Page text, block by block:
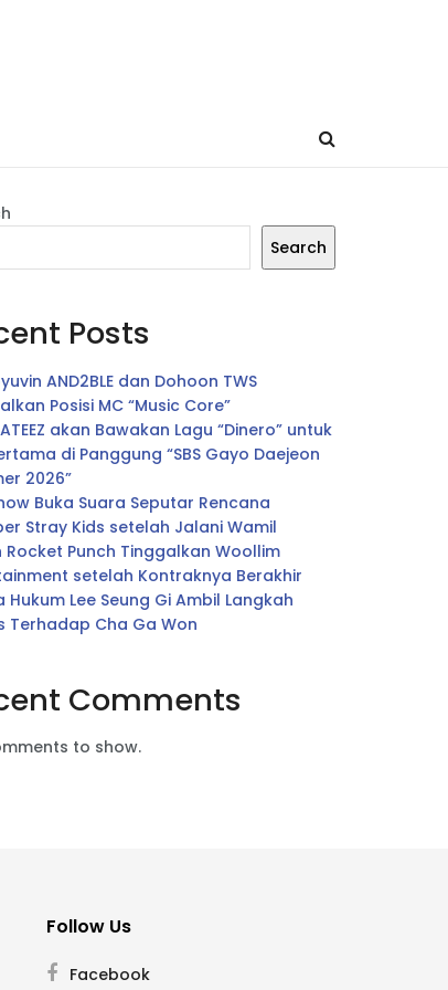
Search
Posts
AND2BLE dan Dohoon TWS
Posisi MC “Music Core”
akan Bawakan Lagu “Dinero” untuk
di Panggung “SBS Gayo Daejeon
2026”
Buka Suara Seputar Rencana
Stray Kids setelah Jalani Wamil
Rocket Punch Tinggalkan Woollim
setelah Kontraknya Berakhir
Hukum Lee Seung Gi Ambil Langkah
Terhadap Cha Ga Won
Comments
to show.
Follow Us
Facebook